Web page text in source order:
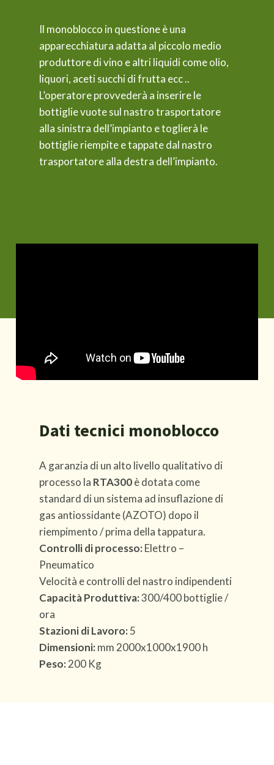
Il monoblocco in questione è una
apparecchiatura adatta al piccolo medio
produttore di vino e altri liquidi come olio,
liquori, aceti succhi di frutta ecc ..
L’operatore provvederà a inserire le
bottiglie vuote sul nastro trasportatore
alla sinistra dell’impianto e toglierà le
bottiglie riempite e tappate dal nastro
trasportatore alla destra dell’impianto.
Dati tecnici monoblocco
A garanzia di un alto livello qualitativo di
processo la RTA300è dotata come
standard di un sistema ad insuflazione di
gas antiossidante (AZOTO) dopo il
riempimento / prima della tappatura.
Controlli di processo: Elettro –
Pneumatico
Velocità e controlli del nastro indipendenti
Capacità Produttiva:300/400 bottiglie /
ora
Stazioni di Lavoro: 5
Dimensioni: mm 2000x1000x1900 h
Peso: 200 Kg